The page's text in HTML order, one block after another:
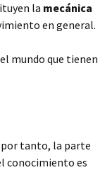
la mecánica
en general.
mundo que tienen
por tanto, la parte
conocimiento es